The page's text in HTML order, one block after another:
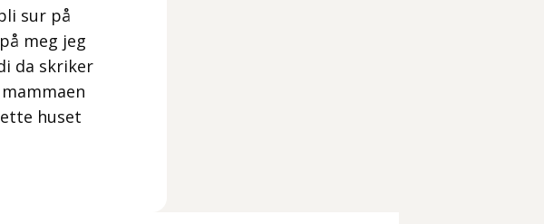
sur på
meg jeg
da skriker
huset